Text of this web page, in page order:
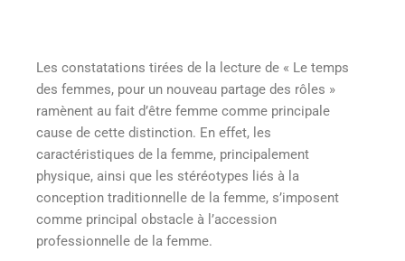
Les constatations tirées de la lecture de « Le temps
des femmes, pour un nouveau partage des rôles »
ramènent au fait d’être femme comme principale
cause de cette distinction. En effet, les
caractéristiques de la femme, principalement
physique, ainsi que les stéréotypes liés à la
conception traditionnelle de la femme, s’imposent
comme principal obstacle à l’accession
professionnelle de la femme.